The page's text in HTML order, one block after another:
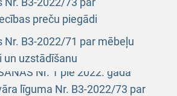
preču piegādi
Nr. B3-2022/71 par mēbeļu
un uzstādīšanu
Nr. 1 pie 2022. gada
līguma Nr. B3-2022/73 par